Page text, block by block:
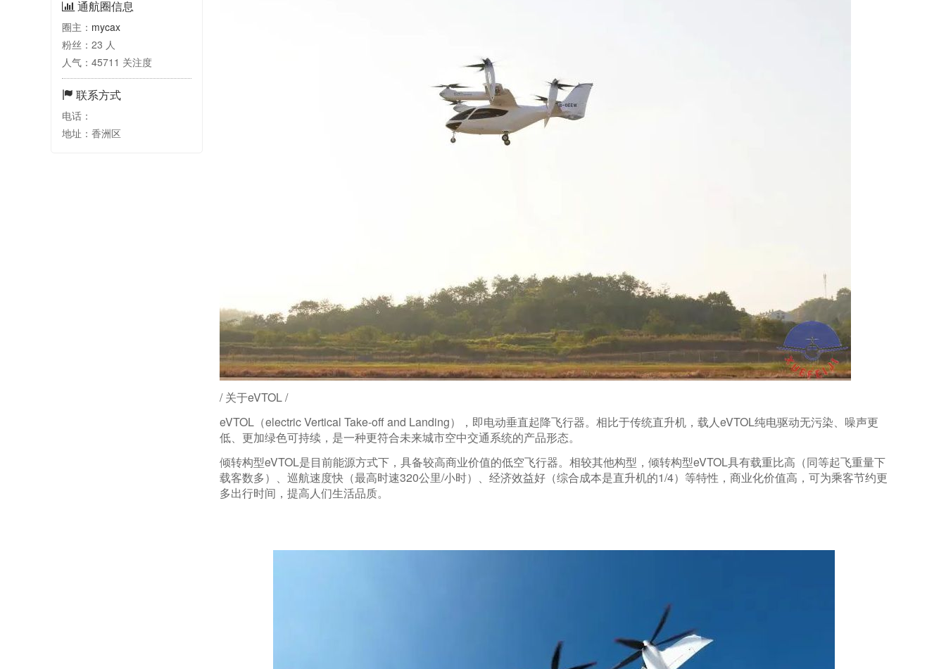
通航圈信息
圈主： mycax
粉丝：23 人
人气：45711 关注度
联系方式
电话：
地址：香洲区
/ 关于eVTOL /
eVTOL（electric Vertical Take-off and Landing），即电动垂直起降飞行器。相比于传统直升机，载人eVTOL纯电驱动无污染、噪声更
低、更加绿色可持续，是一种更符合未来城市空中交通系统的产品形态。
倾转构型eVTOL是目前能源方式下，具备较高商业价值的低空飞行器。相较其他构型，倾转构型eVTOL具有载重比高（同等起飞重量下
载客数多）、巡航速度快（最高时速320公里/小时）、经济效益好（综合成本是直升机的1/4）等特性，商业化价值高，可为乘客节约更
多出行时间，提高人们生活品质。